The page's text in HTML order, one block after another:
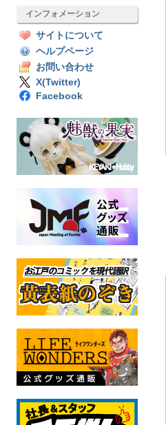
インフォメーション
サイトについて
ヘルプページ
お問い合わせ
X(Twitter)
Facebook